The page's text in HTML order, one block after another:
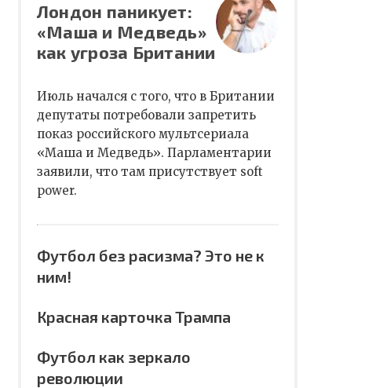
Лондон паникует:
«Маша и Медведь»
как угроза Британии
Июль начался с того, что в Британии
депутаты потребовали запретить
показ российского мультсериала
«Маша и Медведь». Парламентарии
заявили, что там присутствует soft
power.
Футбол без расизма? Это не к
ним!
Красная карточка Трампа
Футбол как зеркало
революции